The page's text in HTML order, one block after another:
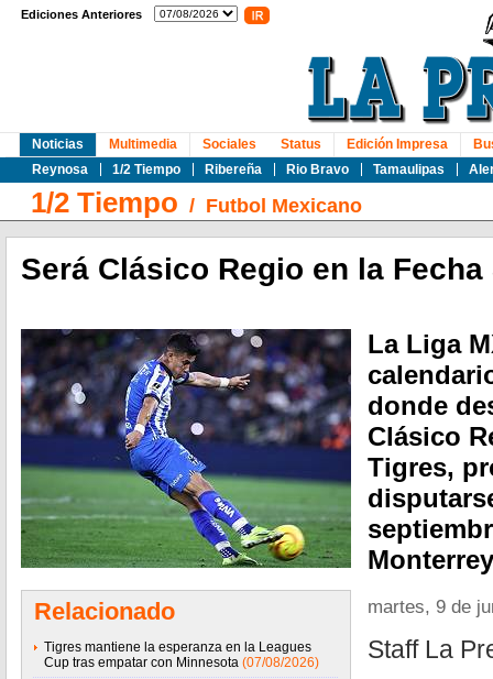
Ediciones Anteriores
Noticias
Reynosa
1/2 Tiempo Ribereña Rio Bravo Tamaulipas
Multimedia Sociales Status Edición Impresa
1/2 Tiempo / Futbol Mexicano
Será Clásico Regio en la
Relacionado
Tigres mantiene la esperanza en la Leagues
Cup tras empatar con Minnesota (07/08/2026)
La Liga
donde
Clásico
Tigres,
Monterrey
martes, 9 de
Staff La